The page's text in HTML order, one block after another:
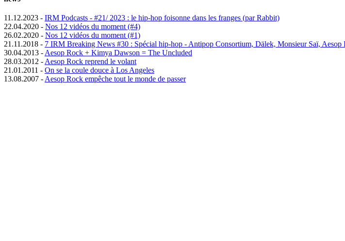
11.12.2023 - IRM Podcasts - #21/ 2023 : le hip-hop foisonne dans les franges (par Rabbit)
22.04.2020 - Nos 12 vidéos du moment (#4)
26.02.2020 - Nos 12 vidéos du moment (#1)
21.11.2018 - 7 IRM Breaking News #30 : Spécial hip-hop - Antipop Consortium, Dälek, Monsieur Saï, Aesop
30.04.2013 - Aesop Rock + Kimya Dawson = The Uncluded
28.03.2012 - Aesop Rock reprend le volant
21.01.2011 - On se la coule douce à Los Angeles
13.08.2007 - Aesop Rock empêche tout le monde de passer